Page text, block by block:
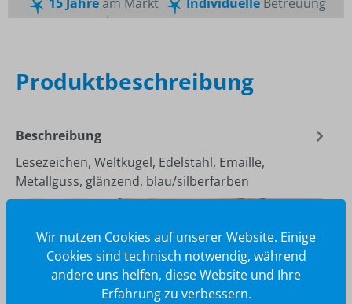
Produktbeschreibung
Beschreibung
Lesezeichen, Weltkugel, Edelstahl, Emaille,
Metallguss, glänzend, blau/silberfarben
Wir nutzen Cookies auf unserer Website. Einige
Cookies sind technisch notwendig, während
andere uns helfen, diese Website und Ihre
Erfahrung zu verbessern.